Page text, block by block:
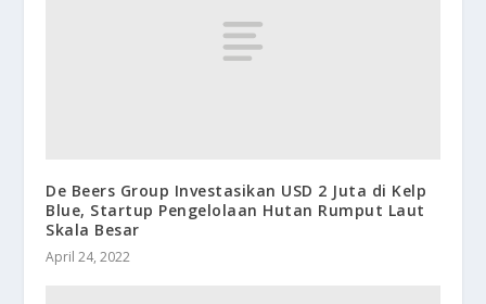
De Beers Group Investasikan USD 2 Juta di Kelp
Blue, Startup Pengelolaan Hutan Rumput Laut
Skala Besar
April 24, 2022